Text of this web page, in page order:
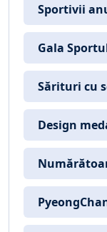
Sportivii
Gala
Sărituri cu
Design